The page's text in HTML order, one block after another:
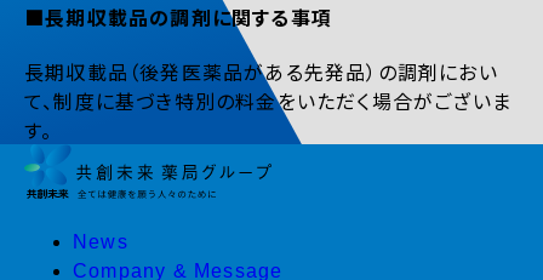
■長期収載品の調剤に関する事項
長期収載品（後発医薬品がある先発品）の調剤におい
て、制度に基づき特別の料金をいただく場合がございま
す。
News
Company & Message